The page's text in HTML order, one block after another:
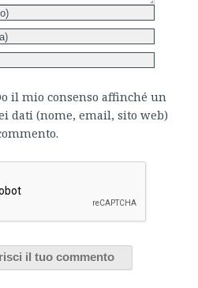
il mio consenso affinché un
dati (nome, email, sito web)